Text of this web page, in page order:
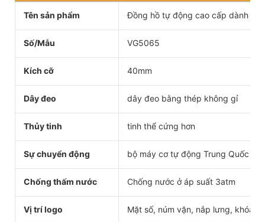
Tên sản phẩm Đồng hồ tự động cao cấp dành
Số/Mẫu VG5065
Kích cỡ 40mm
Dây đeo dây đeo bằng thép không gỉ
Thủy tinh tinh thể cứng hơn
Sự chuyển động bộ máy cơ tự động Trung Quốc
Chống thấm nước Chống nước ở áp suất 3atm
Vị trí logo Mặt số, núm vặn, nắp lưng, khóa